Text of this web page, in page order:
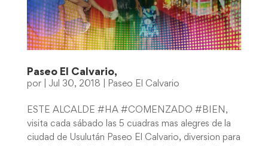
Paseo El Calvario,
por Jul 30, 2018 Paseo El Calvario
ESTE ALCALDE #HA #COMENZADO #BIEN,
visita cada sábado las 5 cuadras mas alegres de la
ciudad de Usulután Paseo El Calvario, diversion para